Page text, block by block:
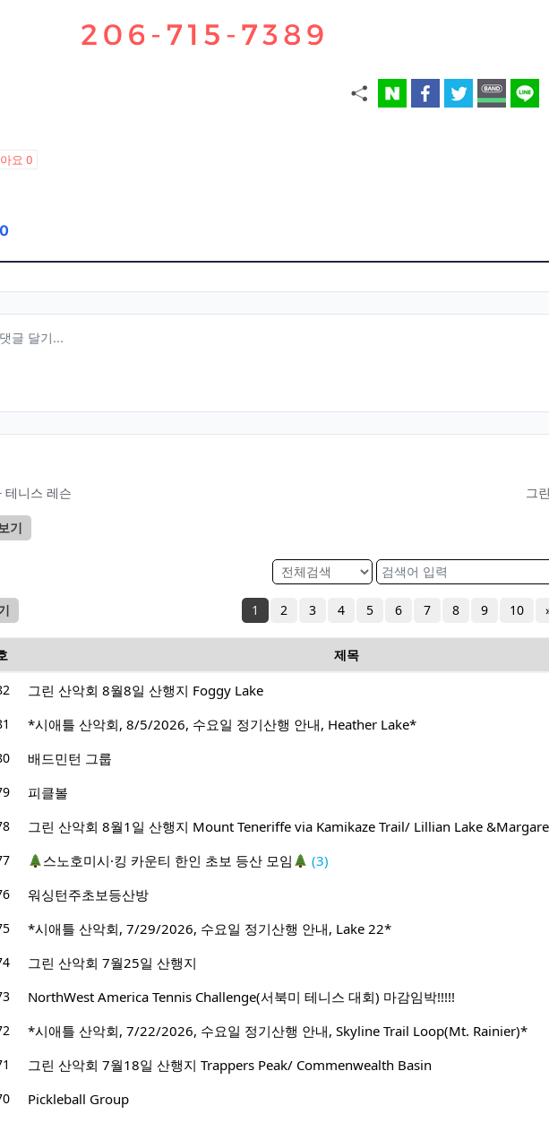
요 0
0
테니스 레슨 그
기
1 2 3 4 5 6 7 8 9 10
제목
그린 산악회 8월8일 산행지 Foggy Lake
*시애틀 산악회, 8/5/2026, 수요일 정기산행 안내, Heather Lake*
배드민턴 그룹
피클볼
그린 산악회 8월1일 산행지 Mount Teneriffe via Kamikaze Trail/ Lillian Lake
스노호미시·킹 카운티 한인 초보 등산 모임 (3)
워싱턴주초보등산방
*시애틀 산악회, 7/29/2026, 수요일 정기산행 안내, Lake 22*
그린 산악회 7월25일 산행지
NorthWest America Tennis Challenge(서북미 테니스 대회) 마감임박!!!!!
*시애틀 산악회, 7/22/2026, 수요일 정기산행 안내, Skyline Trail Loop(Mt. Rainier)*
그린 산악회 7월18일 산행지 Trappers Peak/ Commenwealth Basin
Pickleball Group